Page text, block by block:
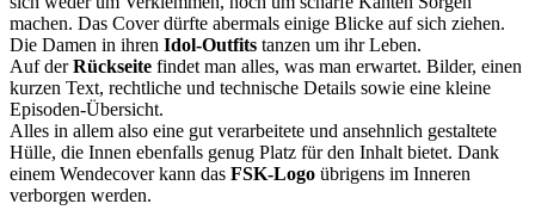
machen. Das Cover dürfte abermals einige Blicke auf sich ziehen.
Die Damen in ihren Idol-Outfits tanzen um ihr Leben.
Auf derRückseite findet man alles, was man erwartet. Bilder, einen
kurzen Text, rechtliche und technische Details sowie eine kleine
Episoden-Übersicht.
Alles in allem also eine gut verarbeitete und ansehnlich gestaltete
Hülle, die Innen ebenfalls genug Platz für den Inhalt bietet. Dank
einem Wendecover kann das FSK-Logo übrigens im Inneren
verborgen werden.